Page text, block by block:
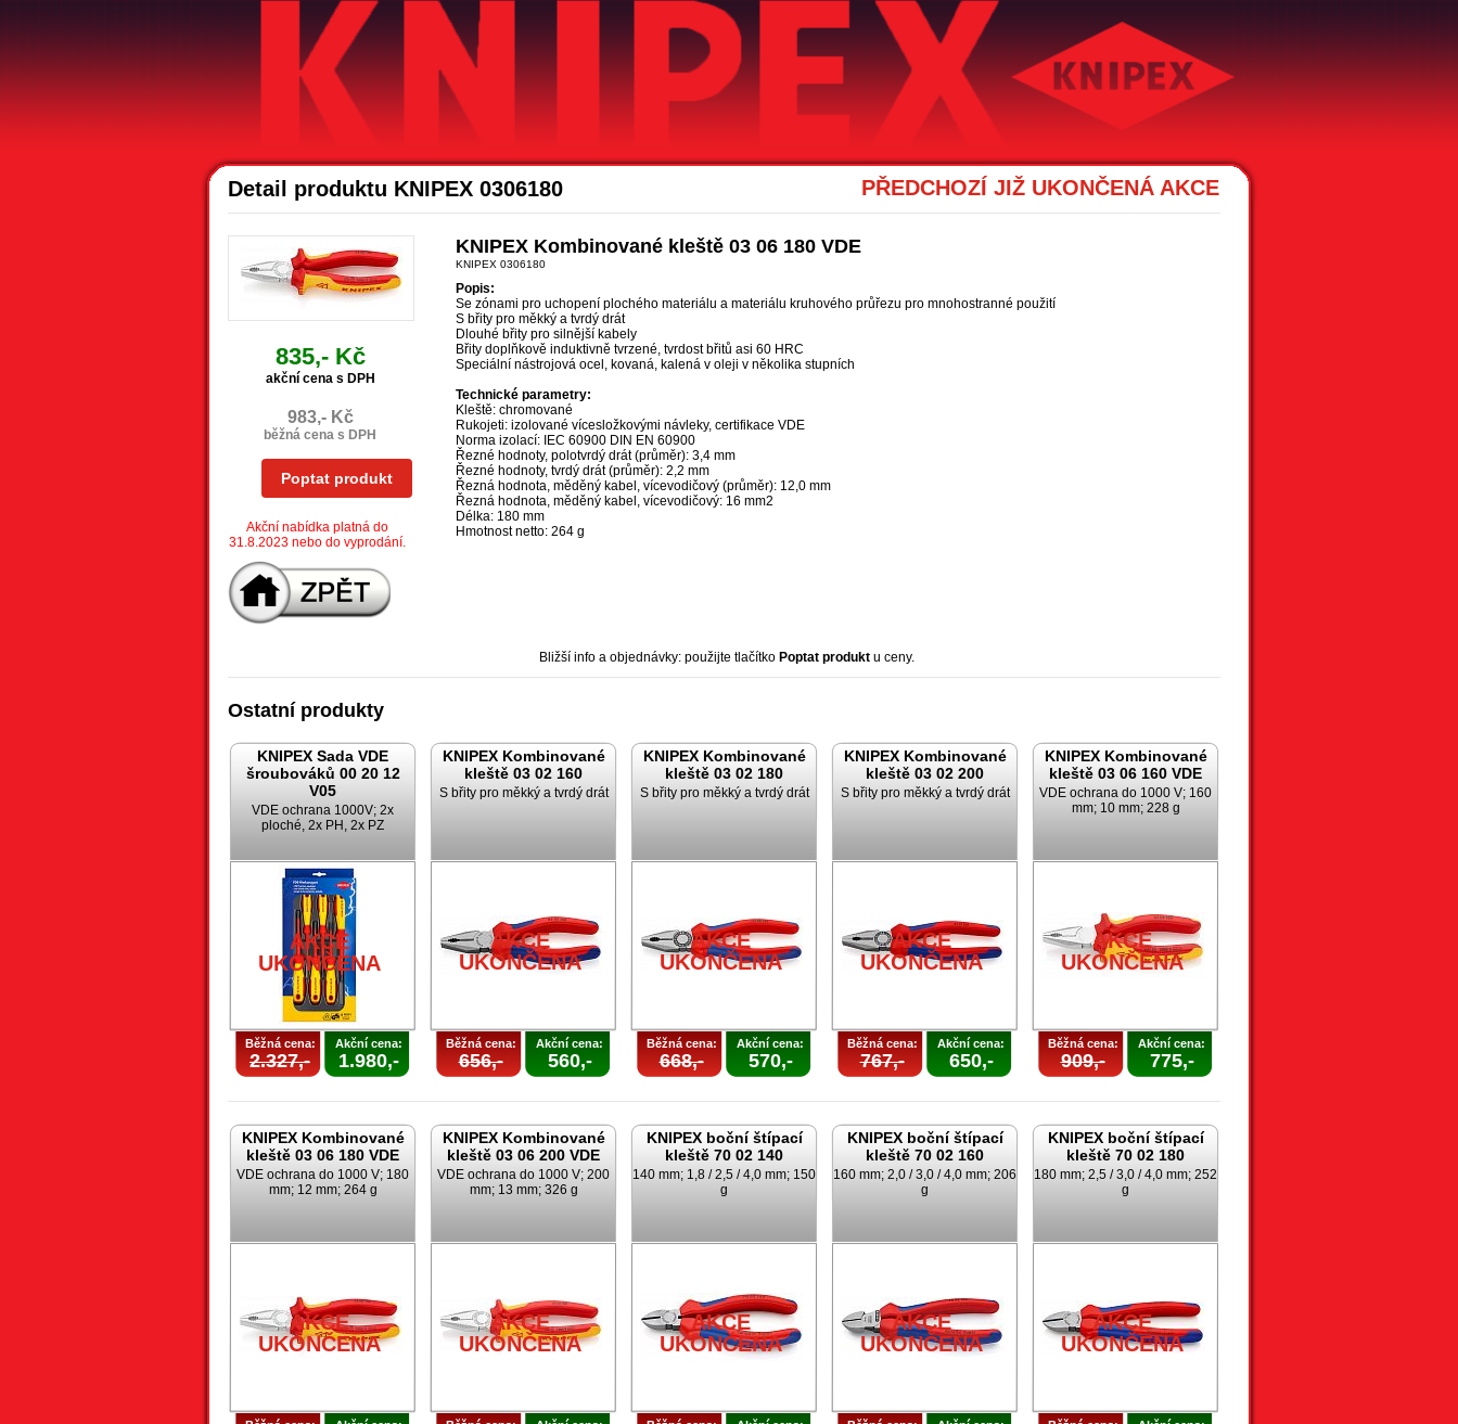
Akce Knipex
Detail produktu KNIPEX 0306180 PŘEDCHOZÍ JIŽ UKONČENÁ AKCE
835,- Kč
akční cena s DPH
983,- Kč
běžná cena s DPH
Poptat produkt
Akční nabídka platná do
31.8.2023 nebo do vyprodání.
KNIPEX Kombinované kleště 03 06 180 VDE
KNIPEX 0306180
Popis:
Se zónami pro uchopení plochého materiálu a materiálu kruhového průřezu pro mnohostranné použití
S břity pro měkký a tvrdý drát
Dlouhé břity pro silnější kabely
Břity doplňkově induktivně tvrzené, tvrdost břitů asi 60 HRC
Speciální nástrojová ocel, kovaná, kalená v oleji v několika stupních
Technické parametry:
Kleště: chromované
Rukojeti: izolované vícesložkovými návleky, certifikace VDE
Norma izolací: IEC 60900 DIN EN 60900
Řezné hodnoty, polotvrdý drát (průměr): 3,4 mm
Řezné hodnoty, tvrdý drát (průměr): 2,2 mm
Řezná hodnota, měděný kabel, vícevodičový (průměr): 12,0 mm
Řezná hodnota, měděný kabel, vícevodičový: 16 mm2
Délka: 180 mm
Hmotnost netto: 264 g
Bližší info a objednávky: použijte tlačítko Poptat produktu ceny.
Ostatní produkty
KNIPEX Sada VDE
šroubováků 00 20 12
V05
VDE ochrana 1000V; 2x
ploché, 2x PH, 2x PZ
AKCE
UKONČENA
Běžná cena:
2.327,-
Akční cena:
1.980,-
KNIPEX Kombinované
kleště 03 02 160
S břity pro měkký a tvrdý drát
AKCE
UKONČENA
Běžná cena:
656,-
Akční cena:
560,-
KNIPEX Kombinované
kleště 03 02 180
S břity pro měkký a tvrdý drát
AKCE
UKONČENA
Běžná cena:
668,-
Akční cena:
570,-
KNIPEX Kombinované
kleště 03 02 200
S břity pro měkký a tvrdý drát
AKCE
UKONČENA
Běžná cena:
767,-
Akční cena:
650,-
KNIPEX Kombinované
kleště 03 06 160 VDE
VDE ochrana do 1000 V; 160
mm; 10 mm; 228 g
AKCE
UKONČENA
Běžná cena:
909,-
Akční cena:
775,-
KNIPEX Kombinované
kleště 03 06 180 VDE
VDE ochrana do 1000 V; 180
mm; 12 mm; 264 g
AKCE
UKONČENA
KNIPEX Kombinované
kleště 03 06 200 VDE
VDE ochrana do 1000 V; 200
mm; 13 mm; 326 g
AKCE
UKONČENA
KNIPEX boční štípací
kleště 70 02 140
140 mm; 1,8 / 2,5 / 4,0 mm; 150
g
AKCE
UKONČENA
KNIPEX boční štípací
kleště 70 02 160
160 mm; 2,0 / 3,0 / 4,0 mm; 206
g
AKCE
UKONČENA
KNIPEX boční štípací
kleště 70 02 180
180 mm; 2,5 / 3,0 / 4,0 mm; 252
g
AKCE
UKONČENA